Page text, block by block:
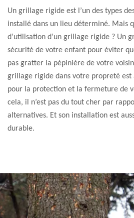
Un grillage rigide est l’un des types
installé dans un lieu déterminé. Mais
d’utilisation d’un grillage rigide ? Un
sécurité de votre enfant pour éviter
pas gratter la pépinière de votre
grillage rigide dans votre propreté est
pour la protection et la fermeture de
cela, il n’est pas du tout cher par
alternatives. Et son installation est
durable.